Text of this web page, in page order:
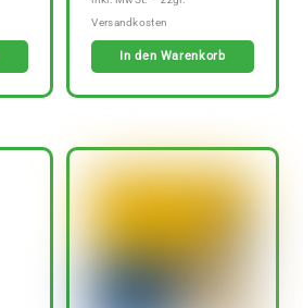
In den Warenkorb